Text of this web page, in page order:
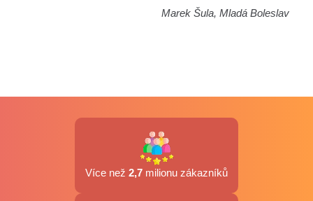
Marek Šula, Mladá Boleslav
Více než 2,7 milionu zákazníků